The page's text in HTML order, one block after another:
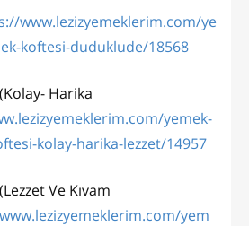
www.lezizyemeklerim.com/ye
koftesi-duduklude/18568
Harika
yemek-
kolay-harika-lezzet/14957
Ve Kıvam
yem